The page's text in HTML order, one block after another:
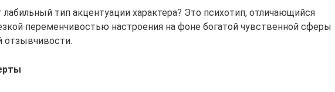
лабильный тип акцентуации характера? Это психотип, отличающийся
переменчивостью настроения на фоне богатой чувственной сферы
отзывчивости.